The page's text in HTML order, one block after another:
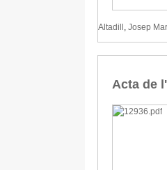
Altadill , Josep
Acta de